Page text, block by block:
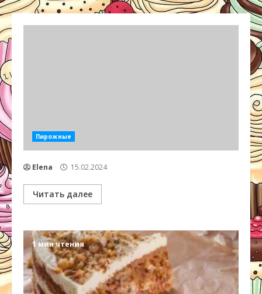
Пирожные
Elena 15.02.2024
Читать далее
1 мин чтения